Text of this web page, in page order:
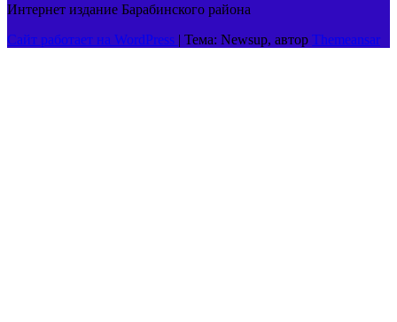
Интернет издание Барабинского района
Сайт работает на WordPress | Тема: Newsup, автор Themeansar